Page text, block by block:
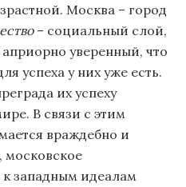
Москва – город
– социальный слой,
уверенный, что
успеха у них уже есть.
их успеху
В связи с этим
враждебно и
московское
к западным идеалам